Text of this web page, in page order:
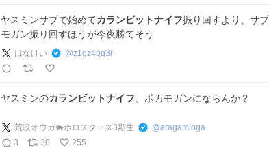
ヤスミンサブで始めてカランビットナイフ振り回すより、サ
モガン振り回すほうが今夜勝てそう
はなけい @z1gz4gg3r
ヤスミンのカランビットナイフ 、ポカモガンにならんか？
荒咬オウガ🐃ホロスターズ3期生 @aragamioga
3
30 255